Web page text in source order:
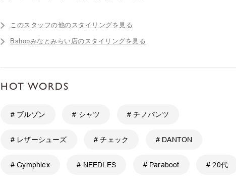
このスタッフの他のスタイリングを見る
Bshopみなとみらい店のスタイリングを見る
HOT WORDS
# ブルゾン # シャツ # チノパンツ
# レザーシューズ # チェック # DANTON
# Gymphlex # NEEDLES # Paraboot # 20代